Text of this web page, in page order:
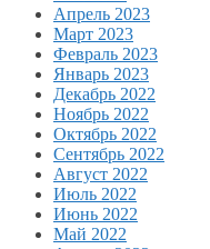
Апрель 2023
Март 2023
Февраль 2023
Январь 2023
Декабрь 2022
Ноябрь 2022
Октябрь 2022
Сентябрь 2022
Август 2022
Июль 2022
Июнь 2022
Май 2022